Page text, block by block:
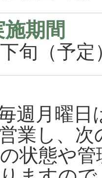
期間
旬（予定
週月曜
業し、
状態や